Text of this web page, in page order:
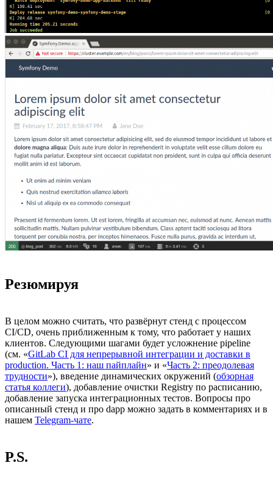
Резюмируя
В целом можно считать, что развёрнут стенд с процессом
CI/CD, очень приближенным к тому, что работает у наших
клиентов. Следующими шагами будет усложнение pipeline
(см. «GitLab CI для непрерывной интеграции и доставки в
production. Часть 1: наш пайплайн» и «Часть 2: преодолевая
трудности»), введение динамических окружений (обзорная
статья коллеги), добавление очистки Registry по расписанию,
добавление запуска интеграционных тестов. Вопросы про
описанный стенд и про dapp можно задать в комментариях и в
нашем Telegram-чате.
P.S.